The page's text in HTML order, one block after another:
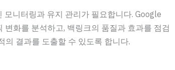
니터링과 유지 관리가 필요합니다. Google
화를 분석하고, 백링크의 품질과 효과를 점검
의 결과를 도출할 수 있도록 합니다.